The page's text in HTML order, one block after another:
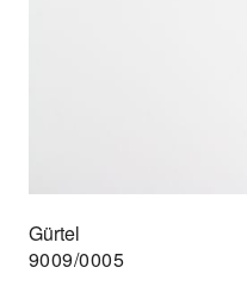
Gürtel
9009/0005